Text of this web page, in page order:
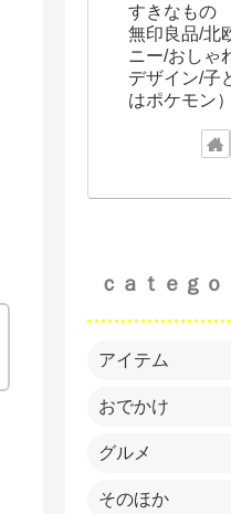
すきなもの
無印良品/北
ニー/おしゃ
デザイン/子
はポケモン）
ｃａｔｅｇｏ
アイテム
おでかけ
グルメ
そのほか